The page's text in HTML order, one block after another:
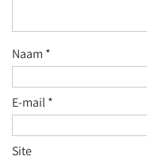
Naam *
E-mail*
Site